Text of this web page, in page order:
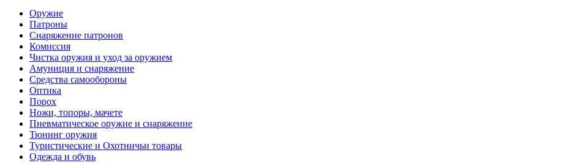
Оружие
Патроны
Снаряжение патронов
Комиссия
Чистка оружия и уход за оружием
Амуниция и снаряжение
Средства самообороны
Оптика
Порох
Ножи, топоры, мачете
Пневматическое оружие и снаряжение
Тюнинг оружия
Туристические и Охотничьи товары
Одежда и обувь